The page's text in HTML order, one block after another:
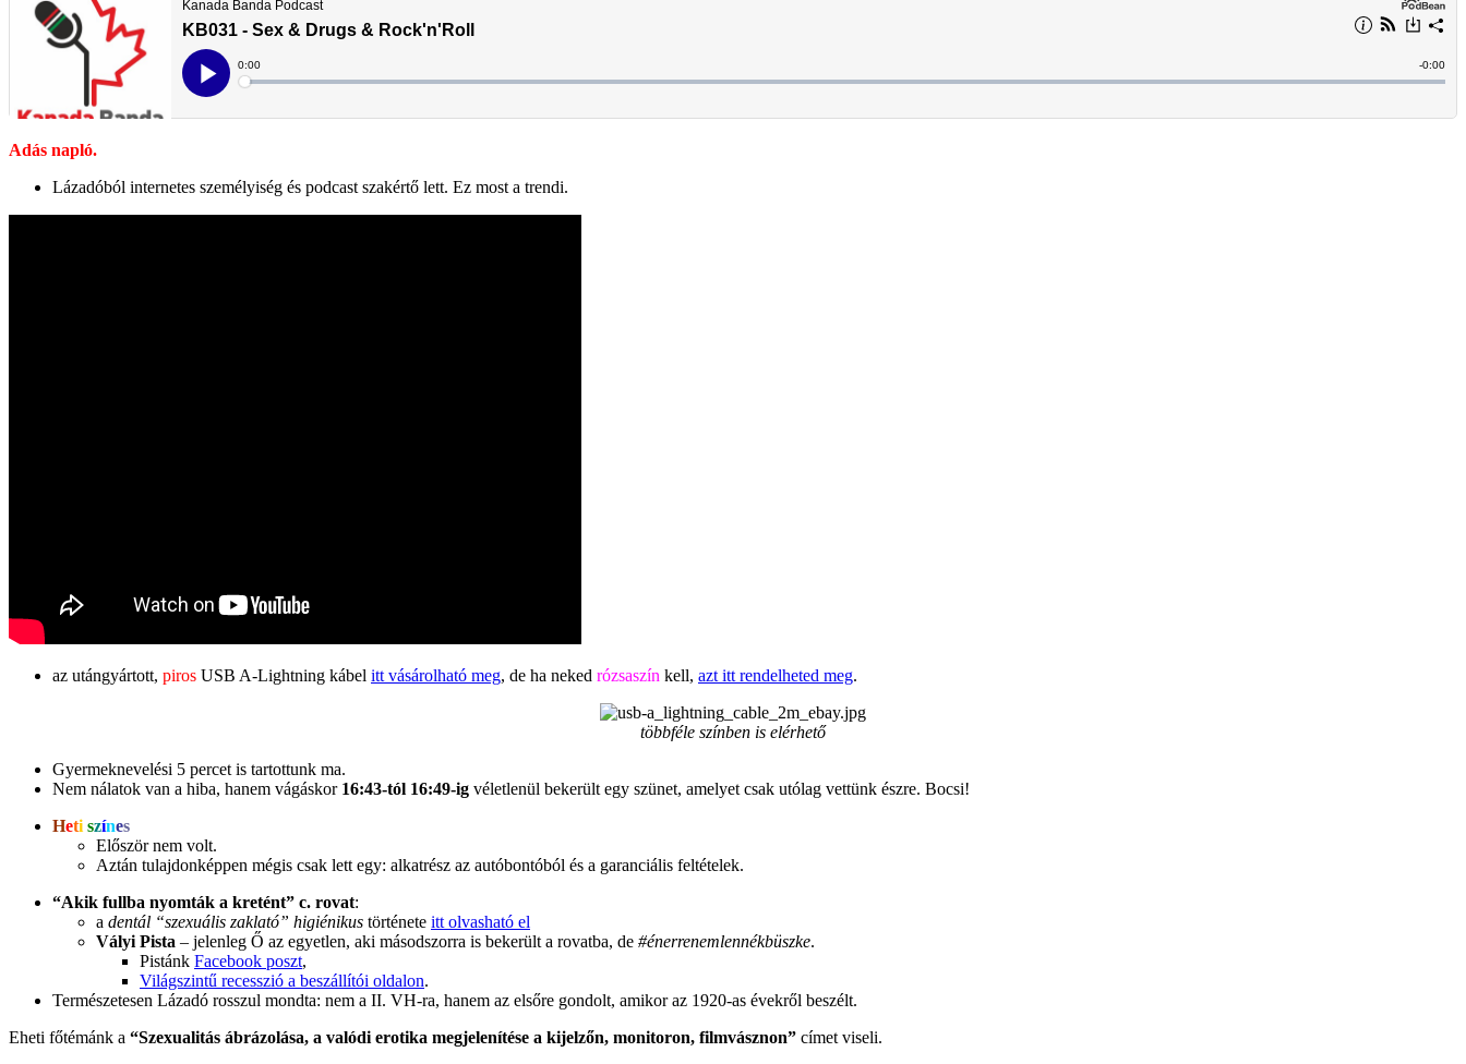
Adás napló.
Lázadóból internetes személyiség és podcast szakértő lett. Ez most a trendi.
az utángyártott, piros USB A-Lightning kábel itt vásárolható meg, de ha neked rózsaszín kell, azt itt rendelheted meg.
többféle színben is elérhető
Gyermeknevelési 5 percet is tartottunk ma.
Nem nálatok van a hiba, hanem vágáskor 16:43-tól 16:49-ig véletlenül bekerült egy szünet, amelyet csak utólag vettünk észre. Bocsi!
Heti színes
Először nem volt.
Aztán tulajdonképpen mégis csak lett egy: alkatrész az autóbontóból és a garanciális feltételek.
“Akik fullba nyomták a kretént” c. rovat:
a dentál “szexuális zaklató” higiénikus története itt olvasható el
Vályi Pista – jelenleg Ő az egyetlen, aki másodszorra is bekerült a rovatba, de #énerrenemlennékbüszke.
Pistánk Facebook poszt,
Világszintű recesszió a beszállítói oldalon.
Természetesen Lázadó rosszul mondta: nem a II. VH-ra, hanem az elsőre gondolt, amikor az 1920-as évekről beszélt.
Eheti főtémánk a “Szexualitás ábrázolása, a valódi erotika megjelenítése a kijelzőn, monitoron, filmvásznon” címet viseli.